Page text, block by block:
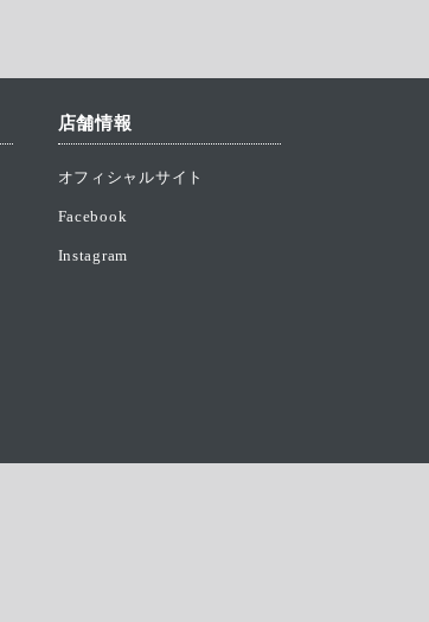
店舗情報
オフィシャルサイト
Facebook
Instagram